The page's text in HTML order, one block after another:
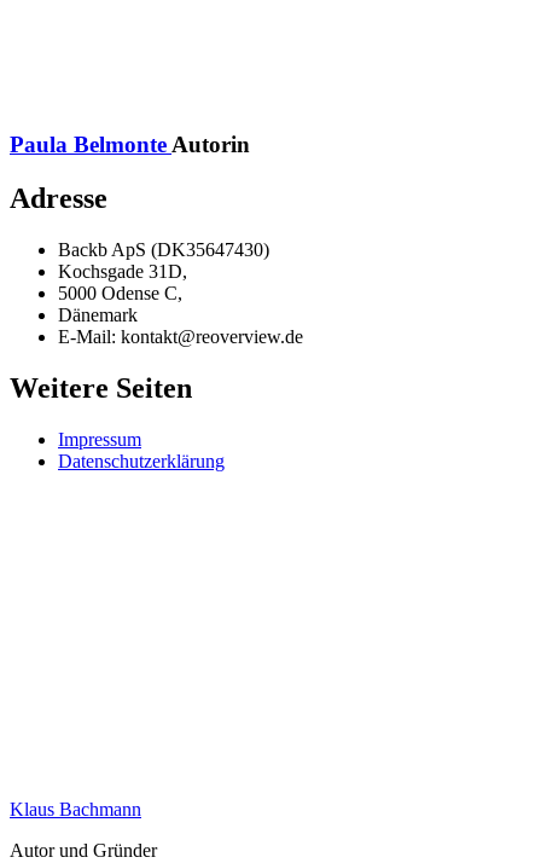
Paula Belmonte Autorin
Adresse
Backb ApS (DK35647430)
Kochsgade 31D,
5000 Odense C,
Dänemark
E-Mail: kontakt@reoverview.de
Weitere Seiten
Impressum
Datenschutzerklärung
Klaus Bachmann
Autor und Gründer